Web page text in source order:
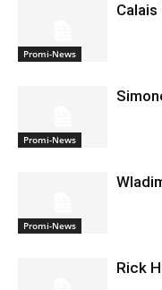
Promi-News
Promi-News
Promi-News
Rick